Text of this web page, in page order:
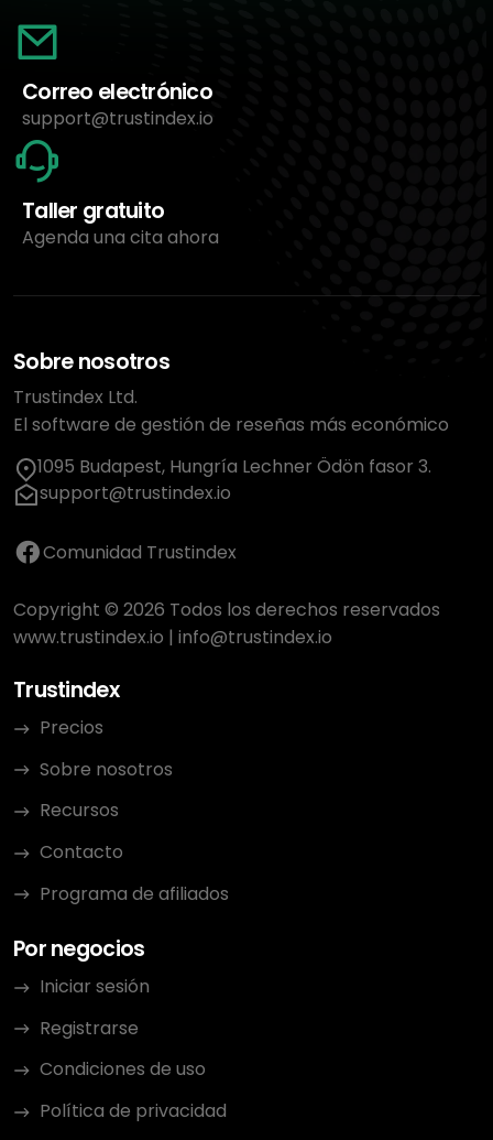
Correo electrónico
support@trustindex.io
Taller gratuito
Agenda una cita ahora
Sobre nosotros
Trustindex Ltd.
El software de gestión de reseñas más económico
1095 Budapest, Hungría Lechner Ödön fasor 3.
support@trustindex.io
Comunidad Trustindex
Copyright © 2026 Todos los derechos reservados
www.trustindex.io | info@trustindex.io
Trustindex
Precios
Sobre nosotros
Recursos
Contacto
Programa de afiliados
Por negocios
Iniciar sesión
Registrarse
Condiciones de uso
Política de privacidad